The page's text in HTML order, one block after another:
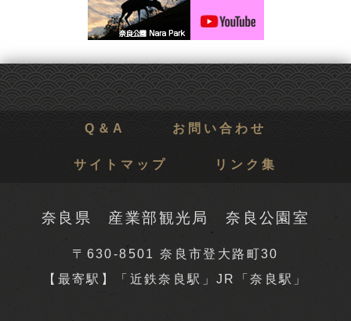
Q＆A お問い合わせ
サイトマップ リンク集
奈良県 産業部観光局 奈良公園室
〒630-8501 奈良市登大路町30
【最寄駅】「近鉄奈良駅」JR「奈良駅」